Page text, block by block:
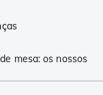
mesa: os nossos